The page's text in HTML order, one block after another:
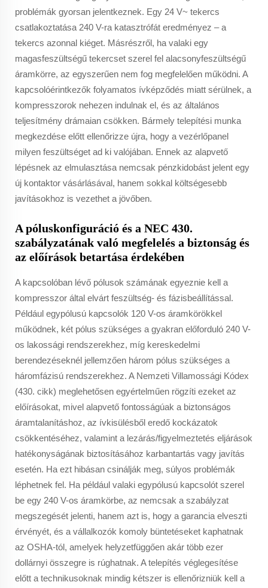
problémák gyorsan jelentkeznek. Egy 24 V~ tekercs
csatlakoztatása 240 V-ra katasztrófát eredményez – a
tekercs azonnal kiéget. Másrészről, ha valaki egy
magasfeszültségű tekercset szerel fel alacsonyfeszültségű
áramkörre, az egyszerűen nem fog megfelelően működni. A
kapcsolóérintkezők folyamatos ívképződés miatt sérülnek, a
kompresszorok nehezen indulnak el, és az általános
teljesítmény drámaian csökken. Bármely telepítési munka
megkezdése előtt ellenőrizze újra, hogy a vezérlőpanel
milyen feszültséget ad ki valójában. Ennek az alapvető
lépésnek az elmulasztása nemcsak pénzkidobást jelent egy
új kontaktor vásárlásával, hanem sokkal költségesebb
javításokhoz is vezethet a jövőben.
A póluskonfiguráció és a NEC 430.
szabályzatának való megfelelés a biztonság és
az előírások betartása érdekében
A kapcsolóban lévő pólusok számának egyeznie kell a
kompresszor által elvárt feszültség- és fázisbeállítással.
Például egypólusú kapcsolók 120 V-os áramkörökkel
működnek, két pólus szükséges a gyakran előforduló 240 V-
os lakossági rendszerekhez, míg kereskedelmi
berendezéseknél jellemzően három pólus szükséges a
háromfázisú rendszerekhez. A Nemzeti Villamossági Kódex
(430. cikk) meglehetősen egyértelműen rögzíti ezeket az
előírásokat, mivel alapvető fontosságúak a biztonságos
áramtalanításhoz, az ívkisülésből eredő kockázatok
csökkentéséhez, valamint a lezárás/figyelmeztetés eljárások
hatékonyságának biztosításához karbantartás vagy javítás
esetén. Ha ezt hibásan csinálják meg, súlyos problémák
léphetnek fel. Ha például valaki egypólusú kapcsolót szerel
be egy 240 V-os áramkörbe, az nemcsak a szabályzat
megszegését jelenti, hanem azt is, hogy a garancia elveszti
érvényét, és a vállalkozók komoly büntetéseket kaphatnak
az OSHA-tól, amelyek helyzetfüggően akár több ezer
dollárnyi összegre is rúghatnak. A telepítés véglegesítése
előtt a technikusoknak mindig kétszer is ellenőrizniük kell a